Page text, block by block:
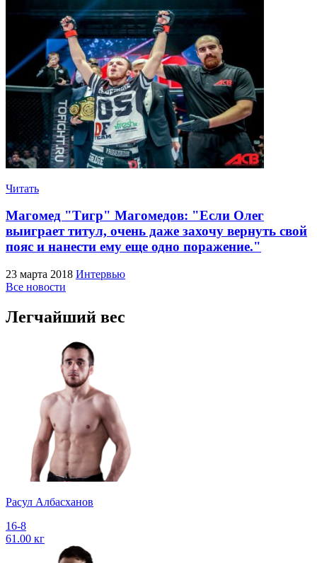
Читать
Магомед "Тигр" Магомедов: "Если Олег
выиграет титул, очень даже захочу вернуть свой
пояс и нанести ему еще одно поражение."
23 марта 2018 Интервью
Все новости
Легчайший вес
Расул Албасханов
16-8
61.00 кг